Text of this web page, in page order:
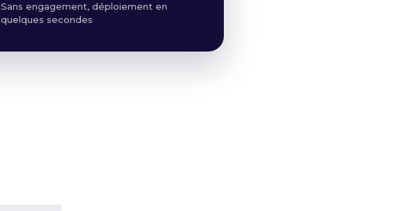
Sans engagement, déploiement en
quelques secondes